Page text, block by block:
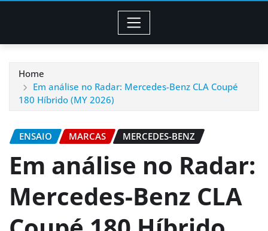
Home
Em análise no Radar: Mercedes-Benz CLA Coupé
180 Híbrido (MY 2026)
ENSAIO MARCAS MERCEDES-BENZ
Em análise no Radar:
Mercedes-Benz CLA